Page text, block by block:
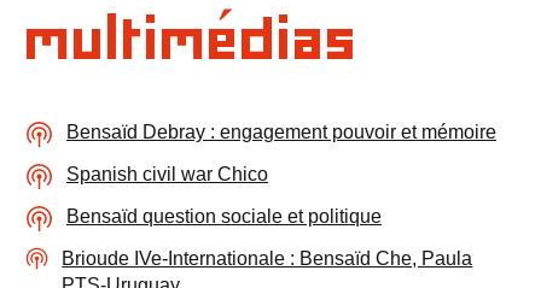
multimédias
Bensaïd Debray : engagement pouvoir et mémoire
Spanish civil war Chico
Bensaïd question sociale et politique
Brioude IVe-Internationale : Bensaïd Che, Paula